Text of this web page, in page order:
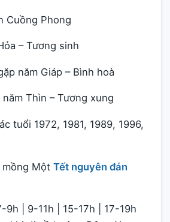
Cuồng Phong
– Tương sinh
năm Giáp – Bình hoà
năm Thìn – Tương xung
tuổi 1972, 1981, 1989, 1996,
mồng Một Tết nguyên đán
9h | 9-11h | 15-17h | 17-19h